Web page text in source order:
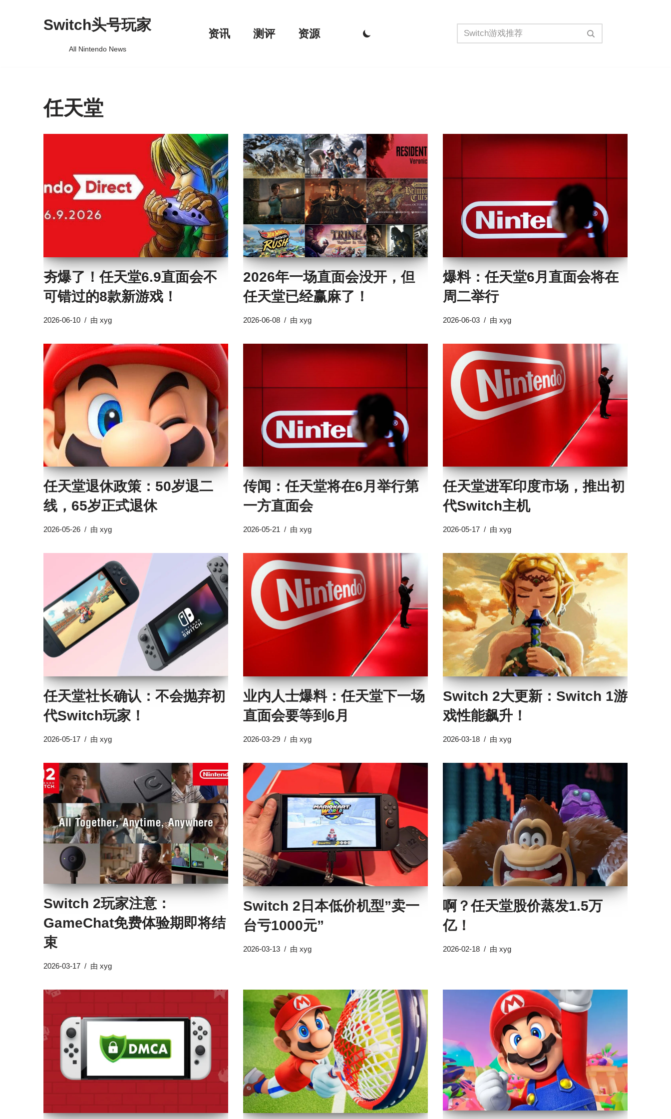
Switch头号玩家
All Nintendo News
资讯 测评 资源
任天堂
夯爆了！任天堂6.9直面会不
可错过的8款新游戏！
2026-06-10 由 xyg
2026年一场直面会没开，但
任天堂已经赢麻了！
2026-06-08 由 xyg
爆料：任天堂6月直面会将在
周二举行
2026-06-03 由 xyg
任天堂退休政策：50岁退二
线，65岁正式退休
2026-05-26 由 xyg
传闻：任天堂将在6月举行第
一方直面会
2026-05-21 由 xyg
任天堂进军印度市场，推出初
代Switch主机
2026-05-17 由 xyg
任天堂社长确认：不会抛弃初
代Switch玩家！
2026-05-17 由 xyg
业内人士爆料：任天堂下一场
直面会要等到6月
2026-03-29 由 xyg
Switch 2大更新：Switch 1游
戏性能飙升！
2026-03-18 由 xyg
Switch 2玩家注意：
GameChat免费体验期即将结
束
2026-03-17 由 xyg
Switch 2日本低价机型”卖一
台亏1000元”
2026-03-13 由 xyg
啊？任天堂股价蒸发1.5万
亿！
2026-02-18 由 xyg